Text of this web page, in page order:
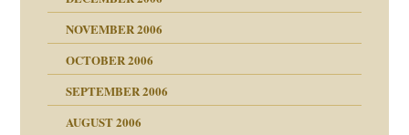
NOVEMBER 2006
OCTOBER 2006
SEPTEMBER 2006
AUGUST 2006